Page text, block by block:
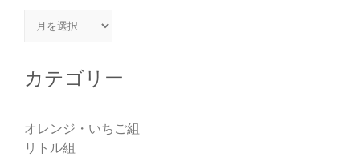
アーカイブ
カテゴリー
オレンジ・いちご組
リトル組